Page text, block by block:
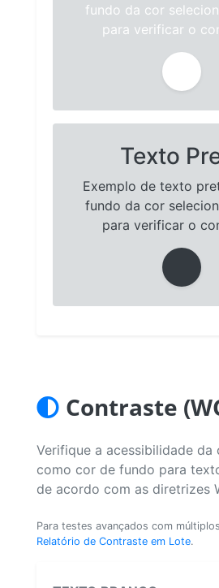
fundo da cor
para verificar o
Texto
Exemplo de texto
fundo da cor
para verificar o
Contraste
Verifique a acessibilidade da
como cor de fundo para
de acordo com as diretrizes
Para testes avançados com
Relatório de Contraste em Lote.